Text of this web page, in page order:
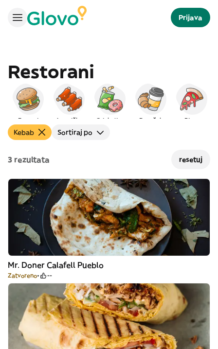
Prijava
Restorani
Burgeri Američka Grickalice Doručak Pizza
Kebab Sortiraj po
3 rezultata resetuj
Mr. Doner Calafell Pueblo
Zatvoreno --